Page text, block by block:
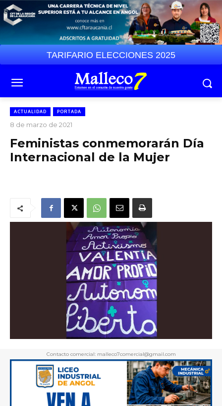
TARIFARIO ELECCIONES 2025
ACTUALIDAD PORTADA
8 de marzo de 2021
Feministas conmemorarán Día
Internacional de la Mujer
Contacto comercial: malleco7comercial@gmail.com